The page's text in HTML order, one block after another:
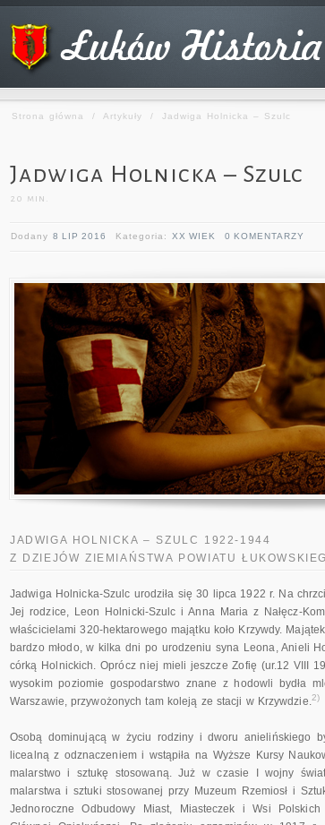
Strona główna / Artykuły / Jadwiga Holnicka – Szulc
Jadwiga Holnicka – Szulc
20 min.
Dodany 8 LIP 2016 Kategoria: XX WIEK 0 KOMENTARZY
JADWIGA HOLNICKA – SZULC 1922-1944
Z DZIEJÓW ZIEMIAŃSTWA POWIATU
Jadwiga Holnicka-Szulc urodziła się 30 lipca 1922 r. Na
Jej rodzice, Leon Holnicki-Szulc i Anna Maria z Nałęcz-
właścicielami 320-hektarowego majątku koło Krzywdy.
bardzo młodo, w kilka dni po urodzeniu syna Leona, Anieli
córką Holnickich. Oprócz niej mieli jeszcze Zofię (ur.12 VIII
wysokim poziomie gospodarstwo znane z hodowli bydła
Warszawie, przywożonych tam koleją ze stacji w Krzywdzie.2)
Osobą dominującą w życiu rodziny i dworu anielińskiego
licealną z odznaczeniem i wstąpiła na Wyższe Kursy
malarstwo i sztukę stosowaną. Już w czasie I wojny
malarstwa i sztuki stosowanej przy Muzeum Rzemiosł i
Jednoroczne Odbudowy Miast, Miasteczek i Wsi